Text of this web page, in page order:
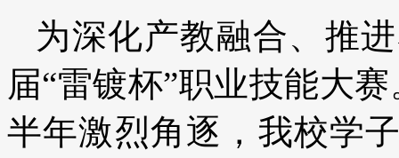
为深化产教融合、推
届“雷镀杯”职业技能大
半年激烈角逐，我校学